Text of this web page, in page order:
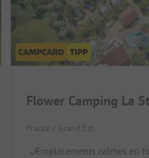
Flower Camping La
France / Grand Est
Emplacements calmes en